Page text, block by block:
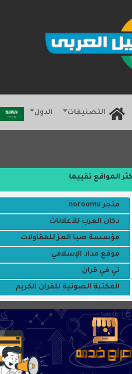
التصنيفات الدول
المواقع تقييما
متجر noroomu
دكان العرب للأعلانات
مؤسسة صبا العز للمقاولات
موقع مداد الإسلامي
تي في قران
المكتبة الصوتية للقران الكريم
موقع سيارات عربية
عالم كوكي
سورة قران
شركة إعمار الرياض للخدمات